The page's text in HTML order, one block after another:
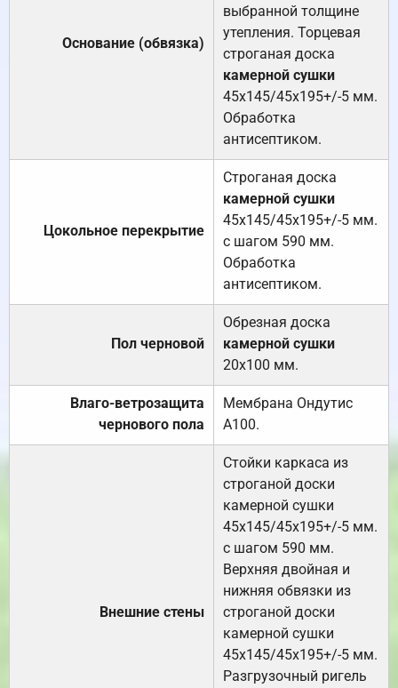
Основание (обвязка)
выбранной толщине
утепления. Торцевая
строганая доска
камерной сушки
45х145/45х195+/-5 мм.
Обработка
антисептиком.
Цокольное перекрытие
Строганая доска
камерной сушки
45х145/45х195+/-5 мм.
с шагом 590 мм.
Обработка
антисептиком.
Пол черновой
Обрезная доска
камерной сушки
20х100 мм.
Влаго-ветрозащита
чернового пола
Мембрана Ондутис
А100.
Внешние стены
Стойки каркаса из
строганой доски
камерной сушки
45х145/45х195+/-5 мм.
с шагом 590 мм.
Верхняя двойная и
нижняя обвязки из
строганой доски
камерной сушки
45х145/45х195+/-5 мм.
Разгрузочный ригель